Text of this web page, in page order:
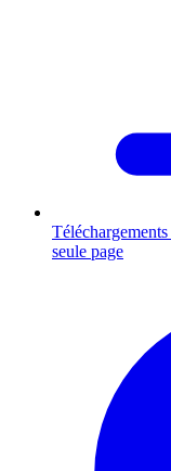
Téléchargements
seule page